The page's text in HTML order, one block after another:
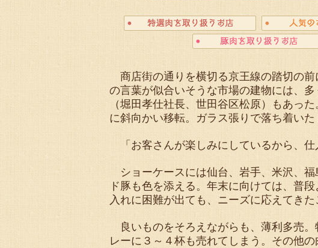
商店街の通りを横切る京王線の踏切の前
の言葉が似合いそうな市場の建物には、
（堀田孝仕社長、世田谷区松原）もあっ
に斜向かい移転。ガラス張りで落ち着い
「お客さんが楽しみにしているから、仕
ショーケースには仙台、岩手、米沢、
ド豚も色を添える。年末に向けては、普
入れに困難が出ても、ニーズに応えてきた
良いものをそろえながらも、薄利多売。
レーに３～４杯も売れてしまう。その他